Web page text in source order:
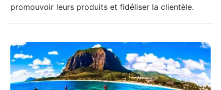
promouvoir leurs produits et fidéliser la clientèle.